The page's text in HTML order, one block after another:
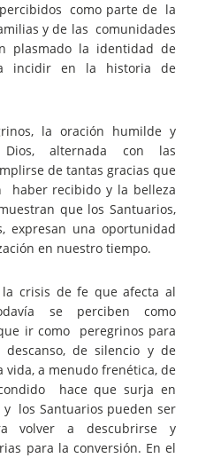
como parte de la
y de las comunidades
plasmado la identidad de
incidir en la historia de
la oración humilde y
alternada con las
de tantas gracias que
haber recibido y la belleza
que los Santuarios,
expresan una oportunidad
en nuestro tiempo.
crisis de fe que afecta al
se perciben como
ir como peregrinos para
de silencio y de
a menudo frenética, de
hace que surja en
los Santuarios pueden ser
volver a descubrirse y
para la conversión. En el